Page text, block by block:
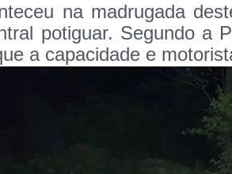
na madrugada
potiguar. Segundo a
a capacidade e